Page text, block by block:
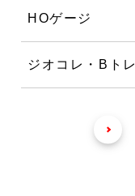
HOゲージ
ジオコレ・Bトレ